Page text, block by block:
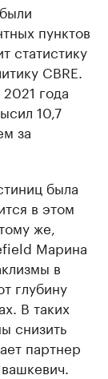
пунктов
статистику
CBRE.
года
10,7
за
была
в этом
же,
Марина
в
глубину
В таких
снизить
партнер